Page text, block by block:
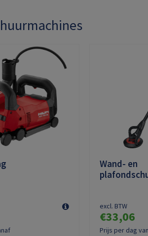
Wand- en
Prijs per dag
€33,06
excl. BTW